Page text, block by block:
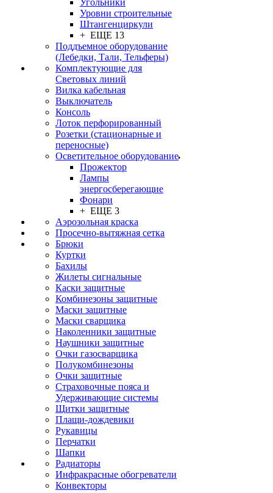
Угольники
Уровни строительные
Штангенциркули
+ ЕЩЕ 13
Поддъемное оборудование
(Лебедки, Тали, Тельферы)
Комплектующие для
Световых линий
Вилка кабельная
Выключатель
Консоль
Лоток перфорированный
Розетки (стационарные и
переносные)
Осветительное оборудование
Прожектор
Лампы
энергосберегающие
Фонари
+ ЕЩЕ 3
Аэрозольная краска
Просечно-вытяжная сетка
Брюки
Куртки
Бахилы
Жилеты сигнальные
Каски защитные
Комбинезоны защитные
Маски защитные
Маски сварщика
Наколенники защитные
Наушники защитные
Очки газосварщика
Полукомбинезоны
Очки защитные
Страховочные пояса и
Удерживающие системы
Щитки защитные
Плащи-дождевики
Рукавицы
Перчатки
Шапки
Радиаторы
Инфракрасные обогреватели
Конвекторы